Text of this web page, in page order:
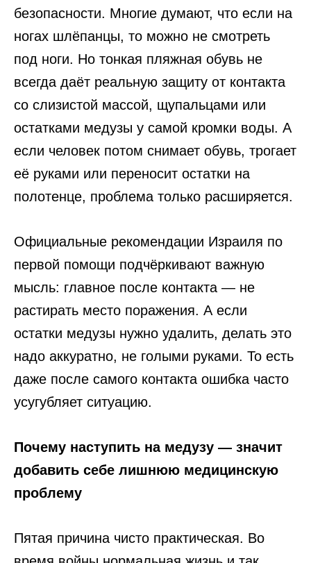
безопасности. Многие думают, что если на
ногах шлёпанцы, то можно не смотреть
под ноги. Но тонкая пляжная обувь не
всегда даёт реальную защиту от контакта
со слизистой массой, щупальцами или
остатками медузы у самой кромки воды. А
если человек потом снимает обувь, трогает
её руками или переносит остатки на
полотенце, проблема только расширяется.
Официальные рекомендации Израиля по
первой помощи подчёркивают важную
мысль: главное после контакта — не
растирать место поражения. А если
остатки медузы нужно удалить, делать это
надо аккуратно, не голыми руками. То есть
даже после самого контакта ошибка часто
усугубляет ситуацию.
Почему наступить на медузу — значит
добавить себе лишнюю медицинскую
проблему
Пятая причина чисто практическая. Во